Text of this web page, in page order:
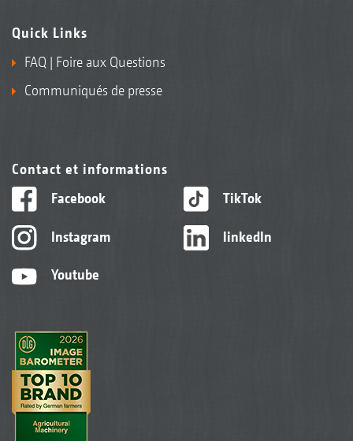
Quick Links
FAQ | Foire aux Questions
Communiqués de presse
Contact et informations
Facebook
Instagram
Youtube
TikTok
linkedIn